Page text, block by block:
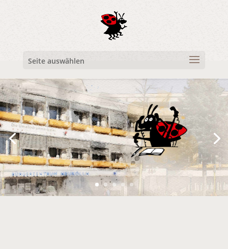
Seite auswählen